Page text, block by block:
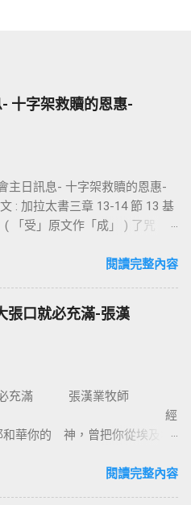
十字架救贖的恩惠-
主日訊息- 十字架救贖的恩惠-
: 加拉太書三章 13-14 節 13 基
「受」原文作「成」 ) 了咒
頭上都是被咒詛的。」 14 這
得著所應許的聖靈。 基督教
字架，不管我們的知識理念如
字架，我不傳別的。今天我們
耶穌基督並祂釘十字架。保羅
神的智慧、神的能力，我們是
新造的人，舊事已過，都變成
裡成為新造的人有兩個意義：
閱讀完整內容
張口就必充滿-張漢
滿 張漢業牧師
華你的 神，曾把你從埃及地
典、醫治和救贖。耶穌把撒瑪
閱讀完整內容